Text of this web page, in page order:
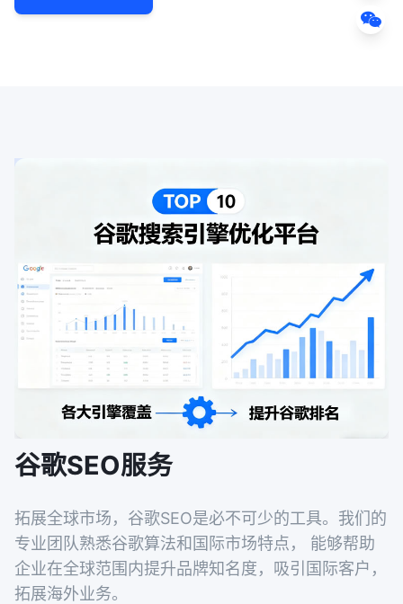
谷歌SEO服务
拓展全球市场，谷歌SEO是必不可少的工具。我们的
专业团队熟悉谷歌算法和国际市场特点， 能够帮助
企业在全球范围内提升品牌知名度，吸引国际客户，
拓展海外业务。